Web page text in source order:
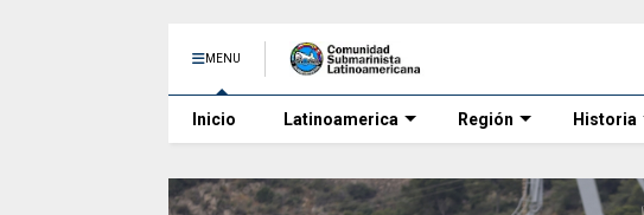
MENU
Inicio Latinoamerica Región Historia